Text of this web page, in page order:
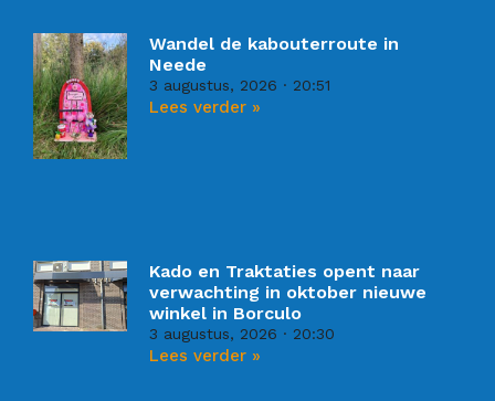
Wandel de kabouterroute in
Neede
3 augustus, 2026 20:51
Lees verder »
Kado en Traktaties opent naar
verwachting in oktober nieuwe
winkel in Borculo
3 augustus, 2026 20:30
Lees verder »